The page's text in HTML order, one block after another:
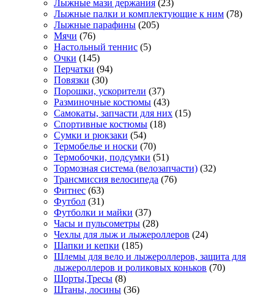
Лыжные мази держания (23)
Лыжные палки и комплектующие к ним (78)
Лыжные парафины (205)
Мячи (76)
Настольный теннис (5)
Очки (145)
Перчатки (94)
Повязки (30)
Порошки, ускорители (37)
Разминочные костюмы (43)
Самокаты, запчасти для них (15)
Спортивные костюмы (18)
Сумки и рюкзаки (54)
Термобелье и носки (70)
Термобочки, подсумки (51)
Тормозная система (велозапчасти) (32)
Трансмиссия велосипеда (76)
Фитнес (63)
Футбол (31)
Футболки и майки (37)
Часы и пульсометры (28)
Чехлы для лыж и лыжероллеров (24)
Шапки и кепки (185)
Шлемы для вело и лыжероллеров, защита для
лыжероллеров и роликовых коньков (70)
Шорты,Тресы (8)
Штаны, лосины (36)